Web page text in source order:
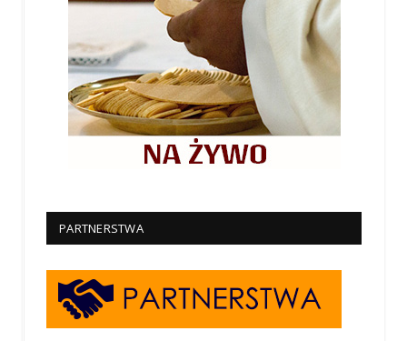
PARTNERSTWA